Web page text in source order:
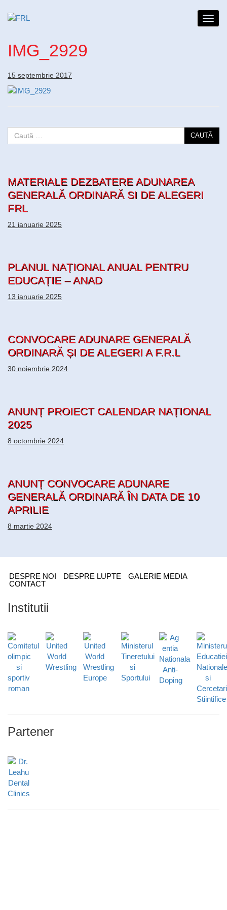
IMG_2929
15 septembrie 2017
CAUTĂ
MATERIALE DEZBATERE ADUNAREA
GENERALĂ ORDINARĂ SI DE ALEGERI
FRL
21 ianuarie 2025
PLANUL NAȚIONAL ANUAL PENTRU
EDUCAȚIE – ANAD
13 ianuarie 2025
CONVOCARE ADUNARE GENERALĂ
ORDINARĂ ȘI DE ALEGERI A F.R.L
30 noiembrie 2024
ANUNȚ PROIECT CALENDAR NAȚIONAL
2025
8 octombrie 2024
ANUNȚ CONVOCARE ADUNARE
GENERALĂ ORDINARĂ ÎN DATA DE 10
APRILIE
8 martie 2024
DESPRE NOI DESPRE LUPTE
GALERIE MEDIA
CONTACT
Institutii
Partener